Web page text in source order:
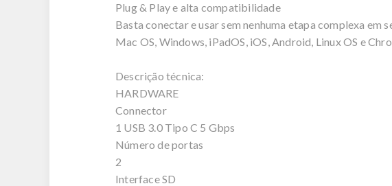
Plug & Play e alta compatibilidade
Basta conectar e usar sem nenhuma etapa complexa
Mac OS, Windows, iPadOS, iOS, Android, Linux OS e
Descrição técnica:
HARDWARE
Connector
1 USB 3.0 Tipo C 5 Gbps
Número de portas
2
Interface SD